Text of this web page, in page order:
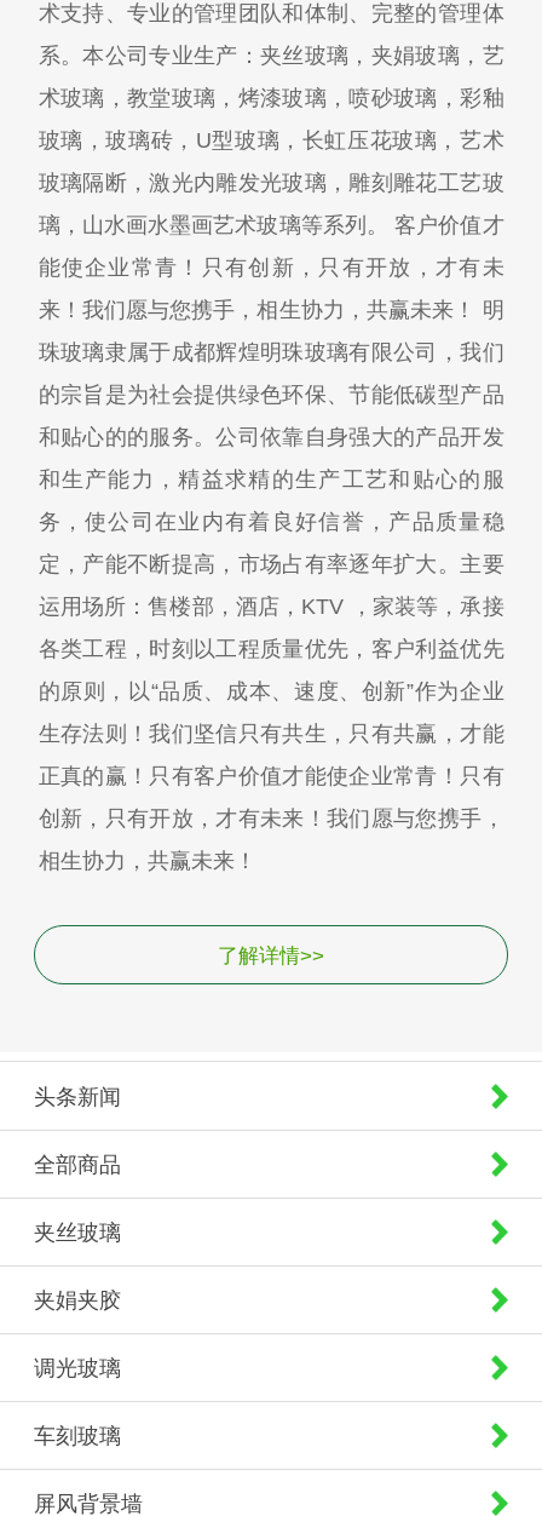
术支持、专业的管理团队和体制、完整的管理体
系。本公司专业生产：夹丝玻璃，夹娟玻璃，艺
术玻璃，教堂玻璃，烤漆玻璃，喷砂玻璃，彩釉
玻璃，玻璃砖，U型玻璃，长虹压花玻璃，艺术
玻璃隔断，激光内雕发光玻璃，雕刻雕花工艺玻
璃，山水画水墨画艺术玻璃等系列。 客户价值才
能使企业常青！只有创新，只有开放，才有未
来！我们愿与您携手，相生协力，共赢未来！ 明
珠玻璃隶属于成都辉煌明珠玻璃有限公司，我们
的宗旨是为社会提供绿色环保、节能低碳型产品
和贴心的的服务。公司依靠自身强大的产品开发
和生产能力，精益求精的生产工艺和贴心的服
务，使公司在业内有着良好信誉，产品质量稳
定，产能不断提高，市场占有率逐年扩大。主要
运用场所：售楼部，酒店，KTV ，家装等，承接
各类工程，时刻以工程质量优先，客户利益优先
的原则，以“品质、成本、速度、创新”作为企业
生存法则！我们坚信只有共生，只有共赢，才能
正真的赢！只有客户价值才能使企业常青！只有
创新，只有开放，才有未来！我们愿与您携手，
相生协力，共赢未来！
了解详情>>
头条新闻
全部商品
夹丝玻璃
夹娟夹胶
调光玻璃
车刻玻璃
屏风背景墙